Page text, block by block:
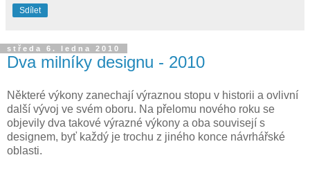
Sdílet
středa 6. ledna 2010
Dva milníky designu - 2010
Některé výkony zanechají výraznou stopu v historii a ovlivní
další vývoj ve svém oboru. Na přelomu nového roku se
objevily dva takové výrazné výkony a oba souvisejí s
designem, byť každý je trochu z jiného konce návrhářské
oblasti.